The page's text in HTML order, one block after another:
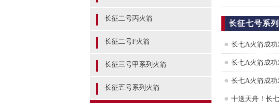
长征二号丙火箭
长征二号F火箭
长征三号甲系列火箭
长征五号系列火箭
长征七号系
长七A火箭成功
长七A火箭成
长七A火箭成
十送天舟！长